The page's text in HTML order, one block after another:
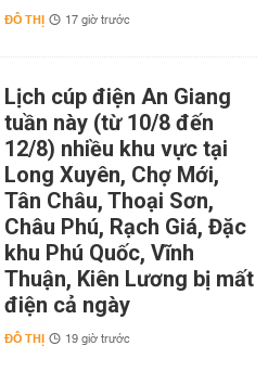
ĐÔ THỊ 17 giờ trước
Lịch cúp điện An Giang
tuần này (từ 10/8 đến
12/8) nhiều khu vực tại
Long Xuyên, Chợ Mới,
Tân Châu, Thoại Sơn,
Châu Phú, Rạch Giá, Đặc
khu Phú Quốc, Vĩnh
Thuận, Kiên Lương bị mất
điện cả ngày
ĐÔ THỊ 19 giờ trước